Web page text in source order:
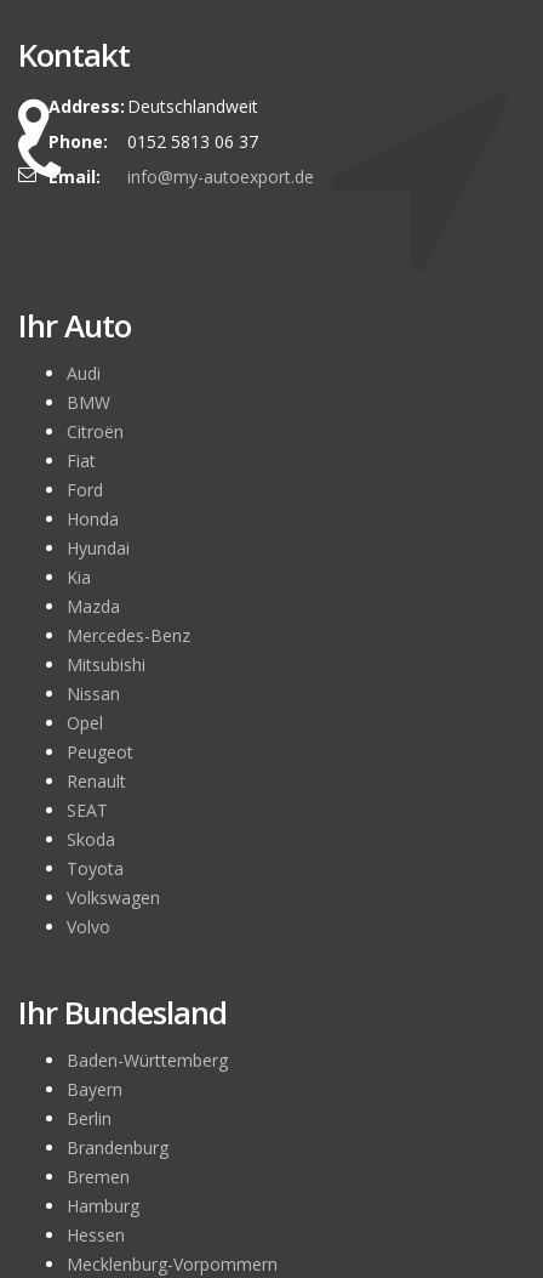
Kontakt
Address: Deutschlandweit
Phone:
0152 5813 06 37
Email:
info@my-autoexport.de
Ihr Auto
Audi
BMW
Citroën
Fiat
Ford
Honda
Hyundai
Kia
Mazda
Mercedes-Benz
Mitsubishi
Nissan
Opel
Peugeot
Renault
SEAT
Skoda
Toyota
Volkswagen
Volvo
Ihr Bundesland
Baden-Württemberg
Bayern
Berlin
Brandenburg
Bremen
Hamburg
Hessen
Mecklenburg-Vorpommern